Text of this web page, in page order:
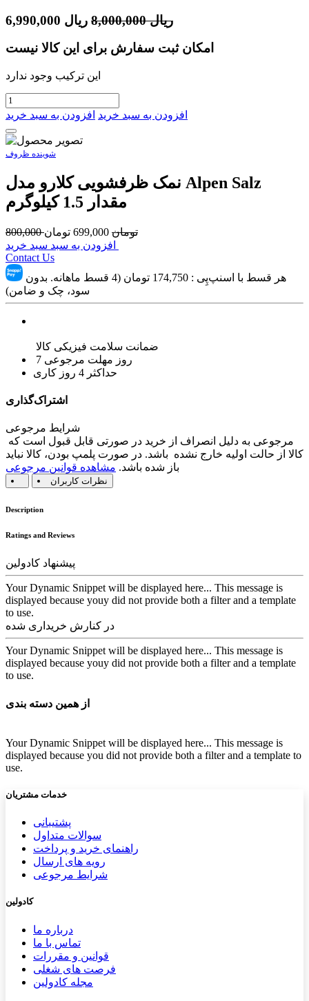
6,990,000 ریال 8,000,000 ریال
امکان ثبت سفارش برای این کالا نیست
این ترکیب وجود ندارد
افزودن به سبد خرید افزودن به سبد خرید
شوینده ظروف
نمک ظرفشویی کلارو مدل Alpen Salz
مقدار 1.5 کیلوگرم
800,000 تومان 699,000 تومان
Contact Us
هر قسط با اسنپ‌پِی : 174,750
تومان (4 قسط ماهانه. بدون
سود، چک و ضامن)
ضمانت سلامت فیزیکی کالا
7 روز مهلت مرجوعی
حداکثر 4 روز کاری
اشتراک‌گذاری
شرایط مرجوعی
کالا از حالت اولیه خارج نشده باشد. در صورت پلمپ بودن، کالا نباید
باز شده باشد. مشاهده قوانین مرجوعی
نظرات کاربران
Description
Ratings and Reviews
پیشنهاد کادولین
Your Dynamic Snippet will be displayed here... This message is
displayed because youy did not provide both a filter and a template
to use.
در کنارش خریداری شده
Your Dynamic Snippet will be displayed here... This message is
displayed because youy did not provide both a filter and a template
to use.
از همین دسته بندی
Your Dynamic Snippet will be displayed here... This message is
displayed because you did not provide both a filter and a template to
use.
خدمات مشتریان
پشتیب​​انی
سوالات متداول
راهنمای خرید و پرداخت
رویه های ارسال
شرایط مرجوعی
کادولین
درباره ما
تماس با ما
قوانین و مقررات
فرصت های شغلی
مجله کادولین